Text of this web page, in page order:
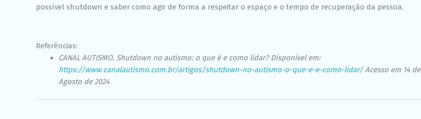
possível shutdown e saber como agir de forma a respeitar o espaço e o tempo de recuperação da pessoa.
Referências:
CANAL AUTISMO. Shutdown no autismo: o que é e como lidar? Disponível em:
https://www.canalautismo.com.br/artigos/shutdown-no-autismo-o-que-e-e-como-lidar/Acesso em 14 de
Agosto de 2024
Marketing
site, você
aumenta a
ofertas